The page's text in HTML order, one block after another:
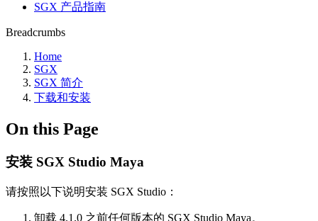
SGX 产品指南
Breadcrumbs
Home
SGX
SGX 简介
下载和安装
On this Page
安装 SGX Studio Maya
请按照以下说明安装 SGX Studio：
卸载 4.1.0 之前任何版本的 SGX Studio Maya。